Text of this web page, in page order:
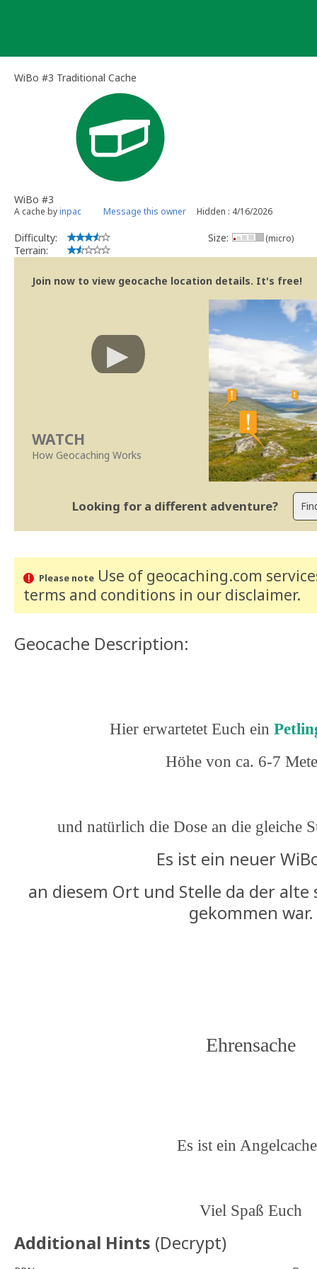
WiBo #3 Traditional Cache
WiBo #3
A cache byinpac Message this owner Hidden : 4/16/2026
Difficulty:
Terrain:
Size: (micro)
Join now to view geocache location details. It's free!
WATCH
How Geocaching Works
Looking for a different adventure?
Please noteUse of geocaching.com
terms and conditions in our disclaimer.
Geocache Description:
Hier erwartetet Euch ein
Höhe von ca. 6-7
und natürlich die Dose an die gleiche
Es ist ein neuer
an diesem Ort und Stelle da der
gekommen war.
Ehrensache
Es ist ein
Viel Spaß Euch
Additional Hints (Decrypt)